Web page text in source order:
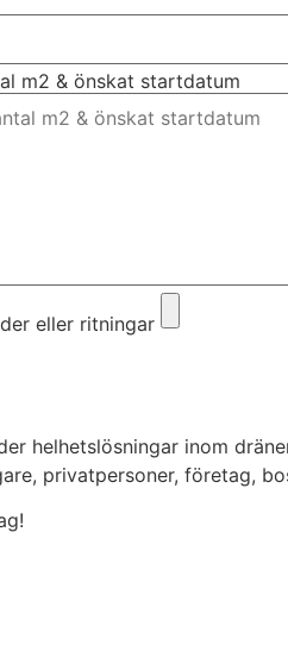
m2 & önskat startdatum
eller ritningar
helhetslösningar inom
privatpersoner, företag,